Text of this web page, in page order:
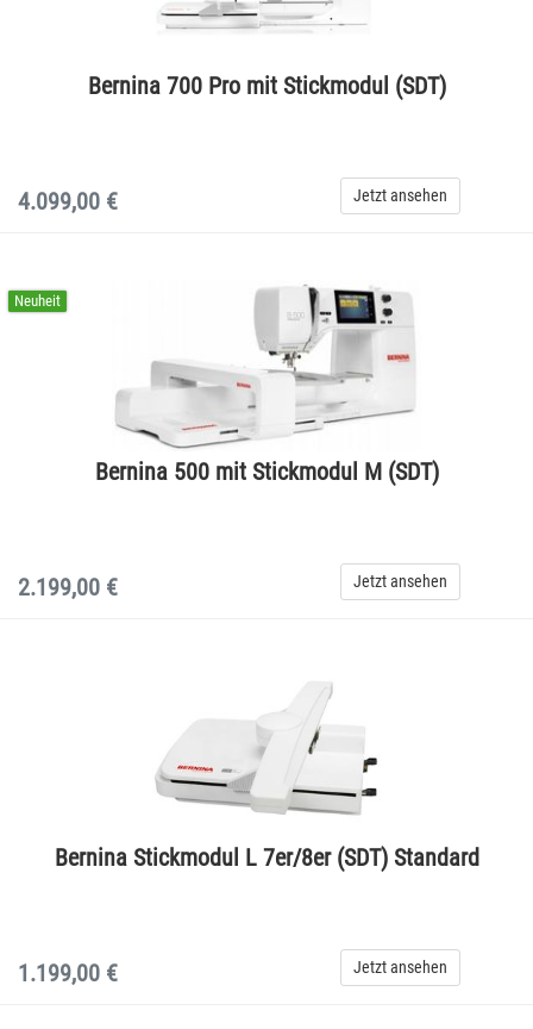
Bernina 700 Pro mit Stickmodul (SDT)
4.099,00 € Jetzt ansehen
Neuheit
Bernina 500 mit Stickmodul M (SDT)
2.199,00 € Jetzt ansehen
Bernina Stickmodul L 7er/8er (SDT) Standard
1.199,00 € Jetzt ansehen